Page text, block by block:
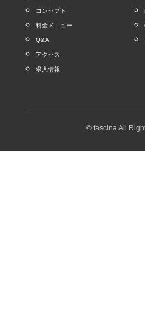
コンセプト
料金メニュー
Q&A
アクセス
求人情報
© fascina All